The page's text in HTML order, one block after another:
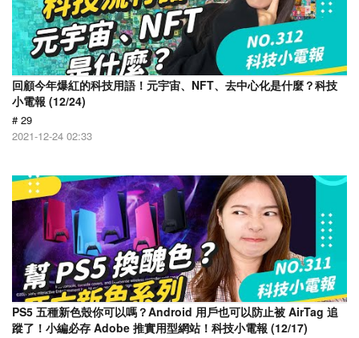
回顧今年爆紅的科技用語！元宇宙、NFT、去中心化是什麼？科技
小電報 (12/24)
# 29
2021-12-24 02:33
PS5 五種新色殼你可以嗎？Android 用戶也可以防止被 AirTag 追
蹤了！小編必存 Adobe 推實用型網站！科技小電報 (12/17)